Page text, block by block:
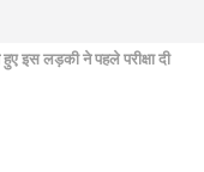
इस लड़की ने पहले परीक्षा दी